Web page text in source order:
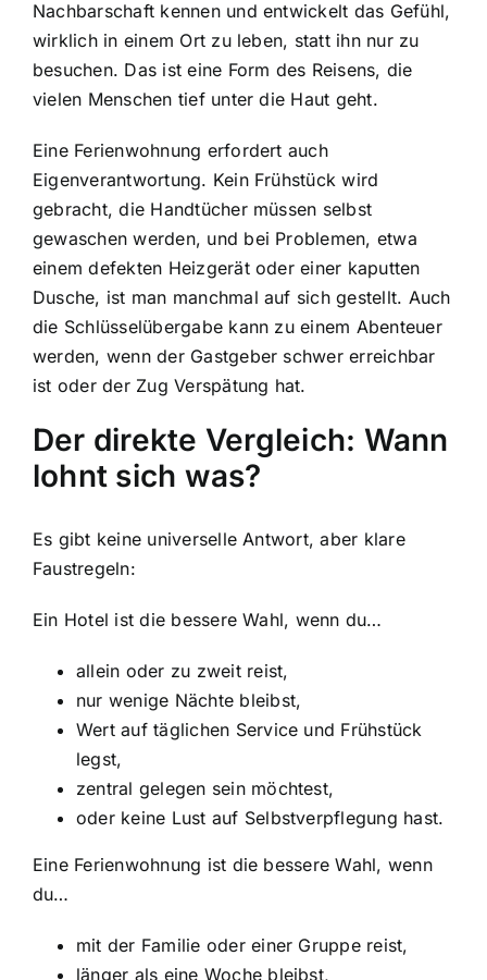
Nachbarschaft kennen und entwickelt das Gefühl,
wirklich in einem Ort zu leben, statt ihn nur zu
besuchen. Das ist eine Form des Reisens, die
vielen Menschen tief unter die Haut geht.
Eine Ferienwohnung erfordert auch
Eigenverantwortung. Kein Frühstück wird
gebracht, die Handtücher müssen selbst
gewaschen werden, und bei Problemen, etwa
einem defekten Heizgerät oder einer kaputten
Dusche, ist man manchmal auf sich gestellt. Auch
die Schlüsselübergabe kann zu einem Abenteuer
werden, wenn der Gastgeber schwer erreichbar
ist oder der Zug Verspätung hat.
Der direkte Vergleich: Wann
lohnt sich was?
Es gibt keine universelle Antwort, aber klare
Faustregeln:
Ein Hotel ist die bessere Wahl, wenn du…
allein oder zu zweit reist,
nur wenige Nächte bleibst,
Wert auf täglichen Service und Frühstück
legst,
zentral gelegen sein möchtest,
oder keine Lust auf Selbstverpflegung hast.
Eine Ferienwohnung ist die bessere Wahl, wenn
du…
mit der Familie oder einer Gruppe reist,
länger als eine Woche bleibst,